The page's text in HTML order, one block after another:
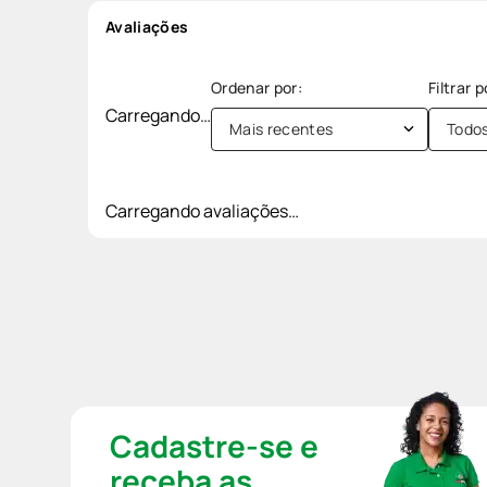
Avaliações
Carregando…
Mais recentes
Carregando avaliações…
Cadastre-se e